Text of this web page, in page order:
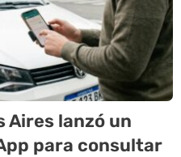
Aires lanzó un
para consultar